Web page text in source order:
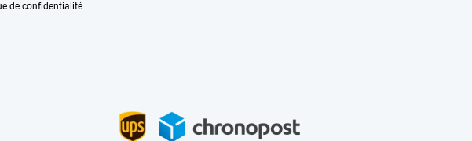
de confidentialité